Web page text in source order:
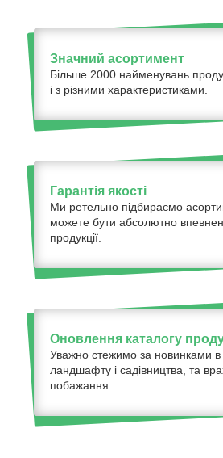
Значний асортимент
Більше 2000 найменувань
і з різними характеристиками.
Гарантія якості
Ми ретельно підбираємо
можете бути абсолютно
продукції.
Оновлення каталогу
Уважно стежимо за новинками в
ландшафту і садівництва, та
побажання.